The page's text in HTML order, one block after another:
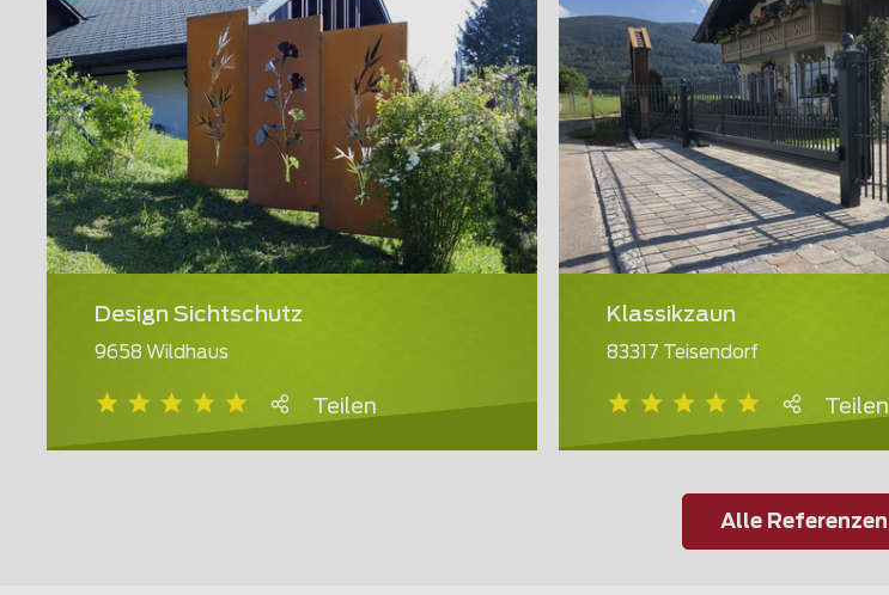
Design Sichtschutz
9658 Wildhaus
Teilen
Klassikzaun
83317 Teisendorf
Teilen
Alle Referenzen